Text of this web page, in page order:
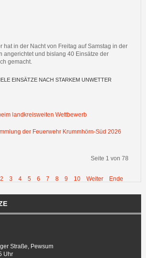
hat in der Nacht von Freitag auf Samstag in der
angerichtet und bislang 40 Einsätze der
gemacht.
EINSÄTZE NACH STARKEM UNWETTER
landkreisweiten Wettbewerb
der Feuerwehr Krummhörn-Süd 2026
Seite 1 von 78
2 3 4 5 6 7 8 9 10 Weiter Ende
Straße, Pewsum
Uhr